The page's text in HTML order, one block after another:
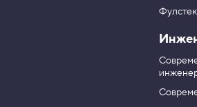
e
e
r
a
m